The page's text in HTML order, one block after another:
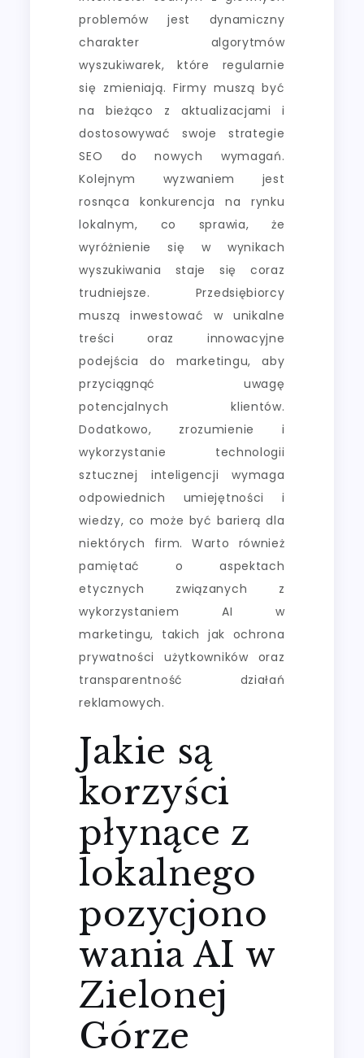
problemów jest dynamiczny
charakter algorytmów
wyszukiwarek, które regularnie
się zmieniają. Firmy muszą być
na bieżąco z aktualizacjami i
dostosowywać swoje strategie
SEO do nowych wymagań.
Kolejnym wyzwaniem jest
rosnąca konkurencja na rynku
lokalnym, co sprawia, że
wyróżnienie się w wynikach
wyszukiwania staje się coraz
trudniejsze. Przedsiębiorcy
muszą inwestować w unikalne
treści oraz innowacyjne
podejścia do marketingu, aby
przyciągnąć uwagę
potencjalnych klientów.
Dodatkowo, zrozumienie i
wykorzystanie technologii
sztucznej inteligencji wymaga
odpowiednich umiejętności i
wiedzy, co może być barierą dla
niektórych firm. Warto również
pamiętać o aspektach
etycznych związanych z
wykorzystaniem AI w
marketingu, takich jak ochrona
prywatności użytkowników oraz
transparentność działań
reklamowych.
Jakie są
korzyści
płynące z
lokalnego
pozycjono
wania AI w
Zielonej
Górze